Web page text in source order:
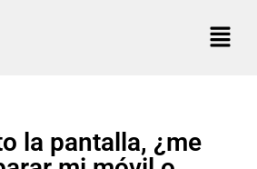
la pantalla, ¿me